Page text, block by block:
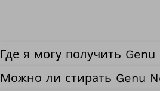
Где я могу получить Genu
Можно ли стирать Genu